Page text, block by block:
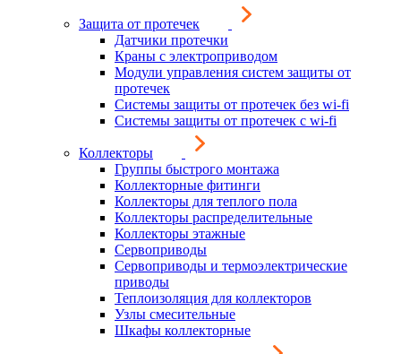
Защита от протечек
Датчики протечки
Краны с электроприводом
Модули управления систем защиты от
протечек
Системы защиты от протечек без wi-fi
Системы защиты от протечек с wi-fi
Коллекторы
Группы быстрого монтажа
Коллекторные фитинги
Коллекторы для теплого пола
Коллекторы распределительные
Коллекторы этажные
Сервоприводы
Сервоприводы и термоэлектрические
приводы
Теплоизоляция для коллекторов
Узлы смесительные
Шкафы коллекторные